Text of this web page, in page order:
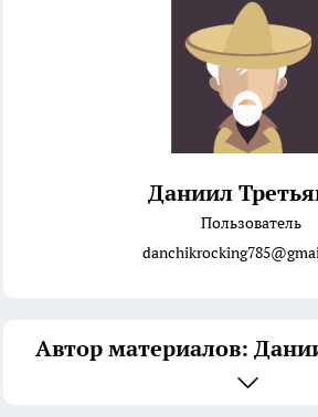
Даниил
Пользователь
Автор материалов: